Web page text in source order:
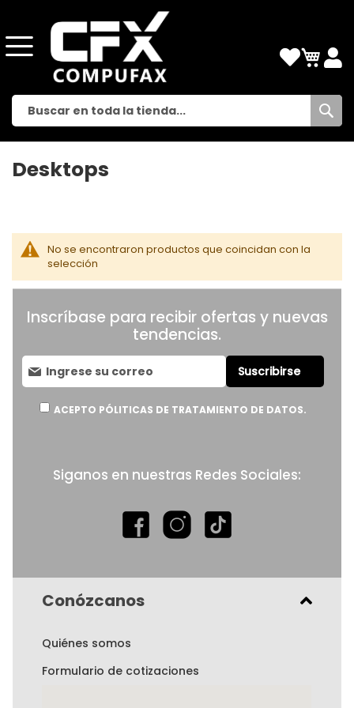
Desktops
No se encontraron productos que coincidan con la
selección
Inscríbase para recibir ofertas y nuevas
tendencias.
Suscríbase
al
boletín
informativo:
Suscribirse
ACEPTO PÓLITICAS DE TRATAMIENTO DE DATOS.
Siganos en nuestras Redes Sociales:
Conózcanos
Quiénes somos
Formulario de cotizaciones